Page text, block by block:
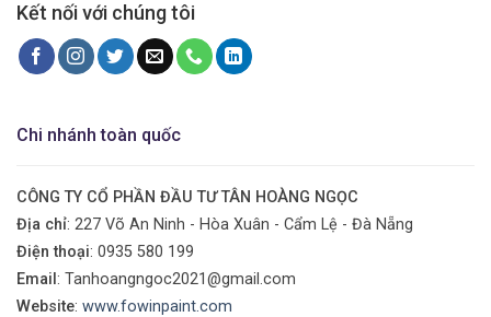
Kết nối với chúng tôi
Chi nhánh toàn quốc
CÔNG TY CỔ PHẦN ĐẦU TƯ TÂN HOÀNG NGỌC
Địa chỉ: 227 Võ An Ninh - Hòa Xuân - Cẩm Lệ - Đà Nẵng
Điện thoại: 0935 580 199
Email: Tanhoangngoc2021@gmail.com
Website: www.fowinpaint.com